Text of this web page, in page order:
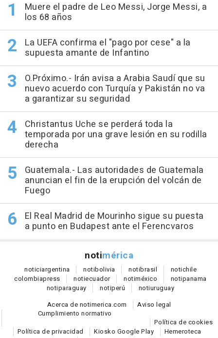
Muere el padre de Leo Messi, Jorge Messi, a
los 68 años
La UEFA confirma el "pago por cese" a la
supuesta amante de Infantino
O.Próximo.- Irán avisa a Arabia Saudí que su
nuevo acuerdo con Turquía y Pakistán no va
a garantizar su seguridad
Christantus Uche se perderá toda la
temporada por una grave lesión en su rodilla
derecha
Guatemala.- Las autoridades de Guatemala
anuncian el fin de la erupción del volcán de
Fuego
El Real Madrid de Mourinho sigue su puesta
a punto en Budapest ante el Ferencvaros
notimérica
noticiargentina notibolivia notibrasil notichile
colombiapress notiecuador notiméxico notipanama
notiparaguay notiperú notiuruguay
Acerca de notimerica.com
Aviso legal
Cumplimiento normativo
Política de cookies
Política de privacidad
Kiosko Google Play
Hemeroteca